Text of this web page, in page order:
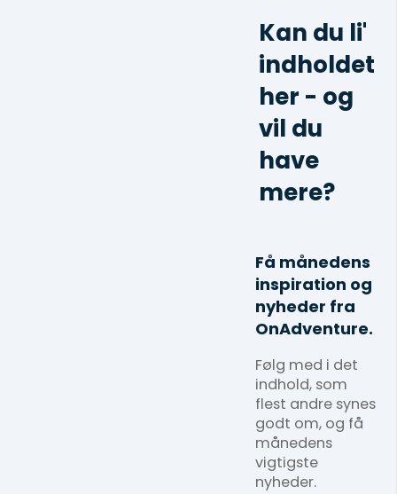
Kan du li'
indholdet
her - og
vil du
have
mere?
Få månedens
inspiration og
nyheder fra
OnAdventure.
Følg med i det
indhold, som
flest andre synes
godt om, og få
månedens
vigtigste
nyheder.